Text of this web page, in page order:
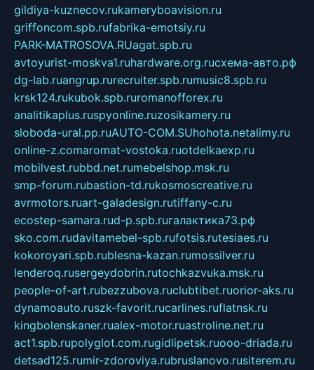
gildiya-kuznecov.rukameryboavision.ru
griffoncom.spb.rufabrika-emotsiy.ru
PARK-MATROSOVA.RUagat.spb.ru
avtoyurist-moskva1.ruhardware.org.ruсхема-авто.рф
dg-lab.ruangrup.rurecruiter.spb.rumusic8.spb.ru
krsk124.rukubok.spb.ruromanofforex.ru
analitikaplus.ruspyonline.ruzosikamery.ru
sloboda-ural.pp.ruAUTO-COM.SUhohota.netalimy.ru
online-z.comaromat-vostoka.ruotdelkaexp.ru
mobilvest.rubbd.net.rumebelshop.msk.ru
smp-forum.rubastion-td.rukosmoscreative.ru
avrmotors.ruart-galadesign.rutiffany-c.ru
ecostep-samara.rud-p.spb.ruгалактика73.рф
sko.com.rudavitamebel-spb.rufotsis.rutesiaes.ru
kokoroyari.spb.rublesna-kazan.rumossilver.ru
lenderoq.rusergeydobrin.rutochkazvuka.msk.ru
people-of-art.rubezzubova.ruclubtibet.ruorior-aks.ru
dynamoauto.ruszk-favorit.rucarlines.ruflatnsk.ru
kingbolenskaner.rualex-motor.ruastroline.net.ru
act1.spb.rupolyglot.com.rugidlipetsk.ruooo-driada.ru
detsad125.rumir-zdoroviya.rubruslanovo.rusiterem.ru